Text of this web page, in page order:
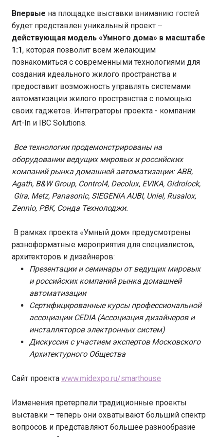
Впервые на площадке выставки вниманию гостей
будет представлен уникальный проект –
действующая модель «Умного дома» в масштабе
1:1, которая позволит всем желающим
познакомиться с современными технологиями для
создания идеального жилого пространства и
предоставит возможность управлять системами
автоматизации жилого пространства с помощью
своих гаджетов. Интеграторы проекта - компании
Art-In и IBС Solutions.
Все технологии продемонстрированы на
оборудовании ведущих мировых и российских
компаний рынка домашней автоматизации: ABB,
Agath, B&W Group, Control4, Decolux, EVIKA, Gidrolock,
Gira, Metz, Panasonic, SIEGENIA AUBI, Uniel, Rusalox,
Zennio, РВК, Сонда Технолоджи.
В рамках проекта «Умный дом» предусмотрены
разноформатные мероприятия для специалистов,
архитекторов и дизайнеров:
Презентации и семинары от ведущих мировых
и российских компаний рынка домашней
автоматизации
Сертифицированные курсы профессиональной
ассоциации CEDIA(Ассоциация дизайнеров и
инсталляторов электронных систем)
Дискуссия с участием экспертов Московского
Архитектурного Общества
Сайт проекта www.midexpo.ru/smarthouse
Изменения претерпели традиционные проекты
выставки – теперь они охватывают больший спектр
вопросов и представляют большее разнообразие